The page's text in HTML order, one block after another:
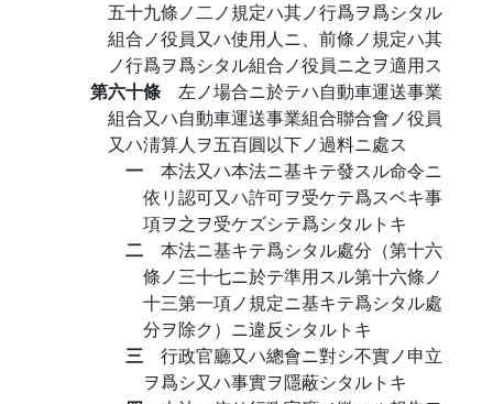
五十九條ノ二ノ規定ハ其ノ行爲ヲ爲シタル
組合ノ役員又ハ使用人ニ、前條ノ規定ハ其
ノ行爲ヲ爲シタル組合ノ役員ニ之ヲ適用ス
第六十條 左ノ場合ニ於テハ自動車運送事業
組合又ハ自動車運送事業組合聯合會ノ役員
又ハ淸算人ヲ五百圓以下ノ過料ニ處ス
一 本法又ハ本法ニ基キテ發スル命令ニ
依リ認可又ハ許可ヲ受ケテ爲スベキ事
項ヲ之ヲ受ケズシテ爲シタルトキ
二 本法ニ基キテ爲シタル處分（第十六
條ノ三十七ニ於テ準用スル第十六條ノ
十三第一項ノ規定ニ基キテ爲シタル處
分ヲ除ク）ニ違反シタルトキ
三 行政官廳又ハ總會ニ對シ不實ノ申立
ヲ爲シ又ハ事實ヲ隱蔽シタルトキ